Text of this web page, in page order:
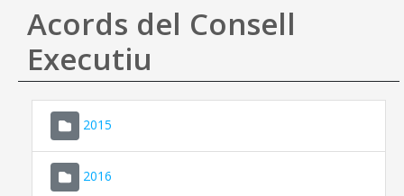
Ajuda
Acords del Consell
Executiu
2015
2016